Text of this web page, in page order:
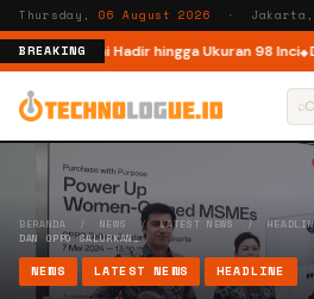
Thursday,06 August 2026 · Jakarta,
BREAKINGKini Hadir hingga Ukuran 98 Inci
⌕
BERANDA / NEWS /LATEST NEWS/
DAN OPPO SALURKAN…
NEWS LATEST NEWS HEADLINE